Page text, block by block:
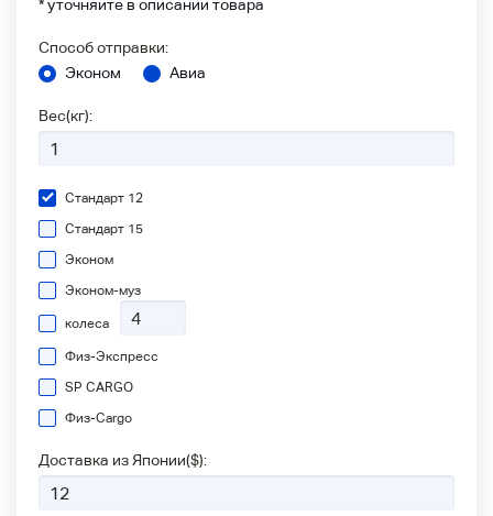
* уточняйте в описании товара
Способ отправки:
Эконом
Авиа
Вес(кг):
Стандарт 12
Стандарт 15
Эконом
Эконом-муз
колеса
Физ-Экспресс
SP CARGO
Физ-Сargo
Доставка из Японии($):